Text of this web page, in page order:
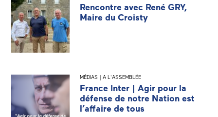
Rencontre avec René GRY,
Maire du Croisty
MÉDIAS | A L'ASSEMBLÉE
France Inter | Agir pour la
défense de notre Nation est
l’affaire de tous